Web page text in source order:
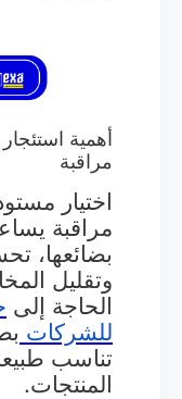
أهمية
مراقبة
اختيار
مراقبة
بضائعها،
وتقليل
الحاجة إلى
للشركات
تناسب
المنتجات.